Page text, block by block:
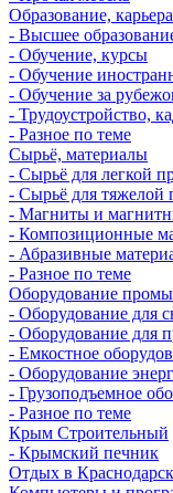
Образование, карьера
- Высшее
- Обучение, курсы
- Обучение
- Обучение за
- Трудоустройство,
- Разное по теме
Сырьё, материалы
- Сырьё для легкой
- Сырьё для
- Магниты и
- Композиционные
- Абразивные
- Разное по теме
Оборудование
- Оборудование для
- Оборудование для
- Емкостное
- Оборудование
- Грузоподъемное
- Разное по теме
Крым Строительный
- Крымский печник
Отдых в